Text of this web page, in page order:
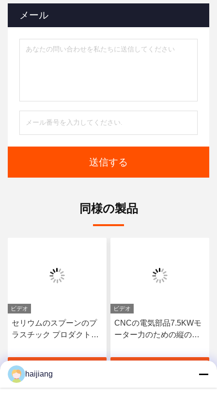
メール
送信する
同様の製品
ビデオ
セリウムのスプーンのプ
ラスチック プロダクトを
成形機械
最高 の 価格 を 入手 す
ビデオ
CNCの電気部品7.5KWモ
ーター力のための縦の射
haijiang